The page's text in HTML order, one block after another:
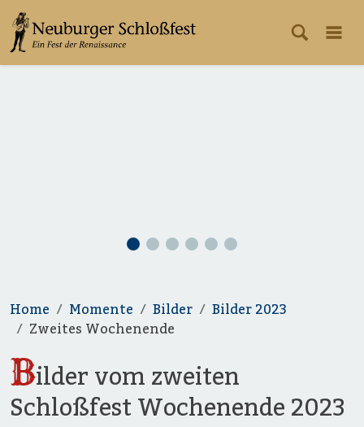
Home Momente Bilder
Bilder 2023
Zweites Wochenende
Bilder vom zweiten
Schloßfest Wochenende 2023